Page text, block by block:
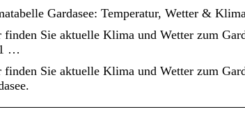
Gardasee: Temperatur, Wetter &
finden Sie aktuelle Klima und Wetter zum
…
finden Sie aktuelle Klima und Wetter zum